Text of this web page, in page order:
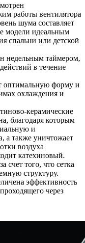
работы вентилятора
шума составляет
модели идеальным
спальни или детской
недельным таймером,
в течение
оптимальную форму и
охлаждения и
керамические
благодаря которым
и
а также уничтожает
воздуха
катехиновый.
счет того, что сетка
структуру.
эффективность
через